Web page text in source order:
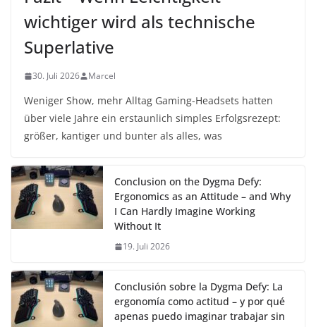
wichtiger wird als technische
Superlative
30. Juli 2026 Marcel
Weniger Show, mehr Alltag Gaming-Headsets hatten
über viele Jahre ein erstaunlich simples Erfolgsrezept:
größer, kantiger und bunter als alles, was
Conclusion on the Dygma Defy:
Ergonomics as an Attitude – and Why
I Can Hardly Imagine Working
Without It
19. Juli 2026
Conclusión sobre la Dygma Defy: La
ergonomía como actitud – y por qué
apenas puedo imaginar trabajar sin